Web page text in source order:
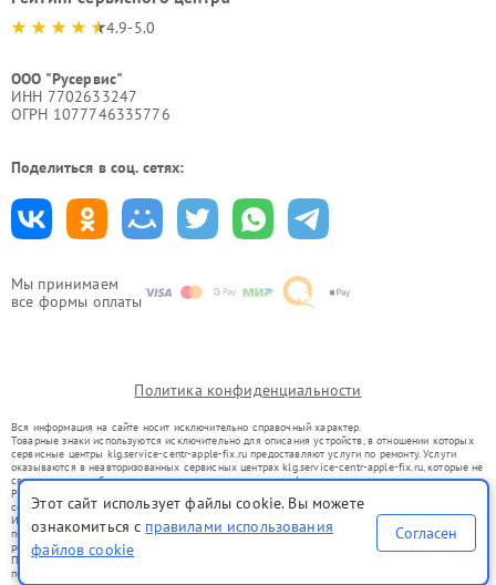
Мы принимаем
все формы оплаты
4.9-5.0
ООО "Русервис"
ИНН 7702633247
ОГРН 1077746335776
Поделиться в соц. сетях:
Политика конфиденциальности
Вся информация на сайте носит исключительно справочный характер.
Товарные знаки используются исключительно для описания устройств, в отношении которых
сервисные центры klg.service-centr-apple-fix.ru предоставляют услуги по ремонту. Услуги
оказываются в неавторизованных сервисных центрах klg.service-centr-apple-fix.ru, которые не
связаны с правообладателями товарных знаков или их официальными представителями.
Ремонт осуществляется для устройств, уже введенных в гражданский оборот в соответствии
со статьей 1487 ГК РФ.
Использование товарных знаков не преследует цели индивидуализации услуг или введения
потребителей в заблуждение, а служит для информирования о предоставляемых услугах по
ремонту техники указанных брендов.
Представленная на сайте информация не является публичной офертой, определяемой
положениями Статьи 437(2) Гражданского кодекса РФ
Этот сайт использует файлы cookie. Вы можете
ознакомиться с правилами использования
файлов cookie
Согласен